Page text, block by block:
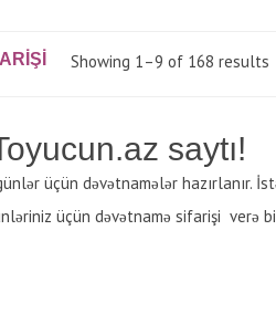
Showing 1–9 of 168 results
saytı!
üçün dəvətnamələr hazırlanır.
üçün dəvətnamə sifarişi